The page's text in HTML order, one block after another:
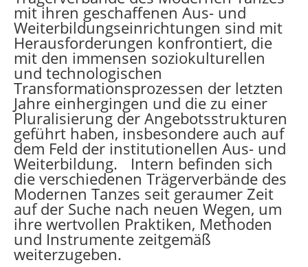
mit ihren geschaffenen Aus- und
Weiterbildungseinrichtungen sind mit
Herausforderungen konfrontiert, die
mit den immensen soziokulturellen
und technologischen
Transformationsprozessen der letzten
Jahre einhergingen und die zu einer
Pluralisierung der Angebotsstrukturen
geführt haben, insbesondere auch auf
dem Feld der institutionellen Aus- und
Weiterbildung. Intern befinden sich
die verschiedenen Trägerverbände des
Modernen Tanzes seit geraumer Zeit
auf der Suche nach neuen Wegen, um
ihre wertvollen Praktiken, Methoden
und Instrumente zeitgemäß
weiterzugeben.